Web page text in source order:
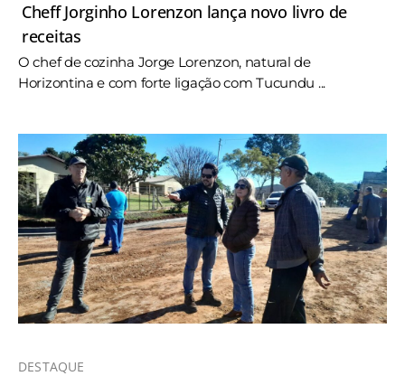
Cheff Jorginho Lorenzon lança novo livro de
receitas
O chef de cozinha Jorge Lorenzon, natural de
Horizontina e com forte ligação com Tucundu ...
DESTAQUE